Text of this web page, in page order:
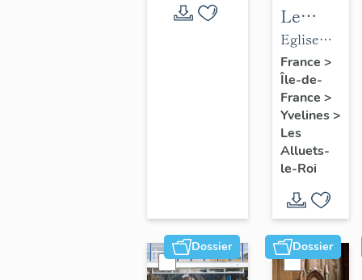
Le
mobilier
de
l'église
Saint-
Nicolas
Eglise
paroissiale
Saint-
Nicolas
France >
Île-de-
France >
Yvelines>
Les
Alluets-
le-Roi
Dossier Dossier